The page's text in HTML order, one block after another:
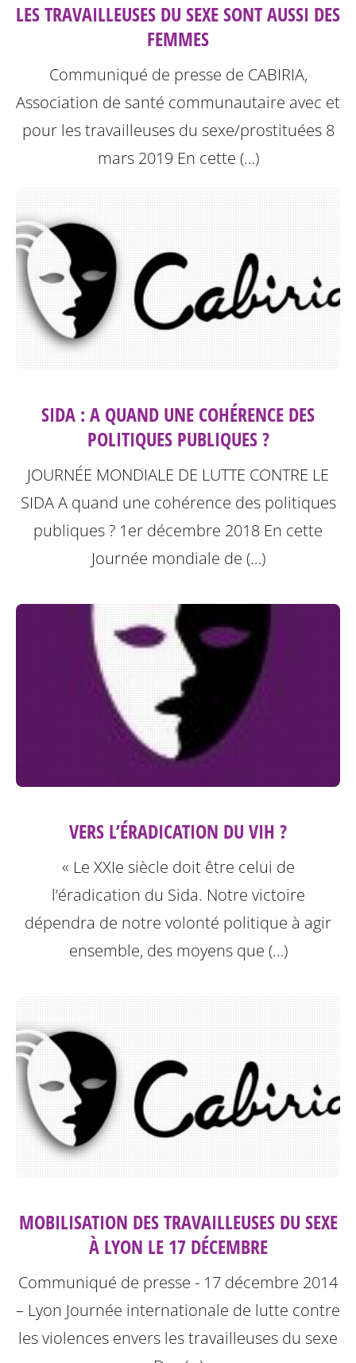
LES TRAVAILLEUSES DU SEXE SONT AUSSI DES
FEMMES
Communiqué de presse de CABIRIA,
Association de santé communautaire avec et
pour les travailleuses du sexe/prostituées 8
mars 2019 En cette (…)
SIDA : A QUAND UNE COHÉRENCE DES
POLITIQUES PUBLIQUES ?
JOURNÉE MONDIALE DE LUTTE CONTRE LE
SIDA A quand une cohérence des politiques
publiques ? 1er décembre 2018 En cette
Journée mondiale de (…)
VERS L’ÉRADICATION DU VIH ?
« Le XXIe siècle doit être celui de
l’éradication du Sida. Notre victoire
dépendra de notre volonté politique à agir
ensemble, des moyens que (…)
MOBILISATION DES TRAVAILLEUSES DU SEXE
À LYON LE 17 DÉCEMBRE
Communiqué de presse - 17 décembre 2014
– Lyon Journée internationale de lutte contre
les violences envers les travailleuses du sexe